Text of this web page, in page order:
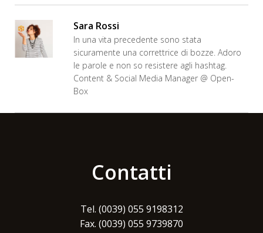
Sara Rossi
In una vita precedente sono stata
sicuramente una correttrice di bozze. Adoro
le parole e non so resistere agli hashtag.
Content & Social Media Manager @ Open-
Box
Contatti
Tel. (0039) 055 9198312
Fax. (0039) 055 9739870